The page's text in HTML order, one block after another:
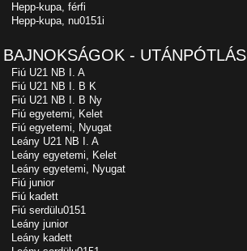
Hepp-kupa, férfi
Hepp-kupa, nu0151i
BAJNOKSÁGOK - UTÁNPÓTLÁS
Fiú U21 NB I. A
Fiú U21 NB I. B K
Fiú U21 NB I. B Ny
Fiú egyetemi, Kelet
Fiú egyetemi, Nyugat
Leány U21 NB I. A
Leány egyetemi, Kelet
Leány egyetemi, Nyugat
Fiú junior
Fiú kadett
Fiú serdülu0151
Leány junior
Leány kadett